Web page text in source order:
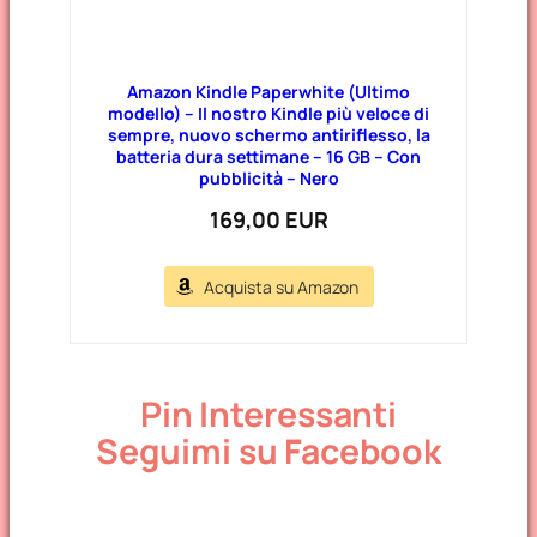
Amazon Kindle Paperwhite (Ultimo
modello) – Il nostro Kindle più veloce di
sempre, nuovo schermo antiriflesso, la
batteria dura settimane – 16 GB – Con
pubblicità – Nero
169,00 EUR
Acquista su Amazon
Pin Interessanti
Seguimi su Facebook